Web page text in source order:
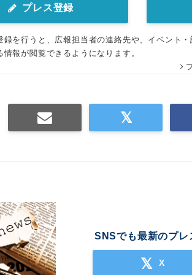
プレス登録
録を行うと、広報担当者の連絡先や、イベント
情報が閲覧できるようになります。
SNSでも最新のプレ
X